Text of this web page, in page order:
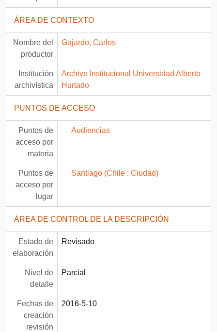
ÁREA DE CONTEXTO
Nombre del
productor
Gajardo, Carlos
Institución
archivística
Archivo Institucional Universidad Alberto
Hurtado
PUNTOS DE ACCESO
Puntos de
acceso por
materia
Audiencias
Puntos de
acceso por
lugar
Santiago (Chile : Ciudad)
ÁREA DE CONTROL DE LA DESCRIPCIÓN
Estado de
elaboración
Revisado
Nivel de
detalle
Parcial
Fechas de
creación
revisión
2016-5-10